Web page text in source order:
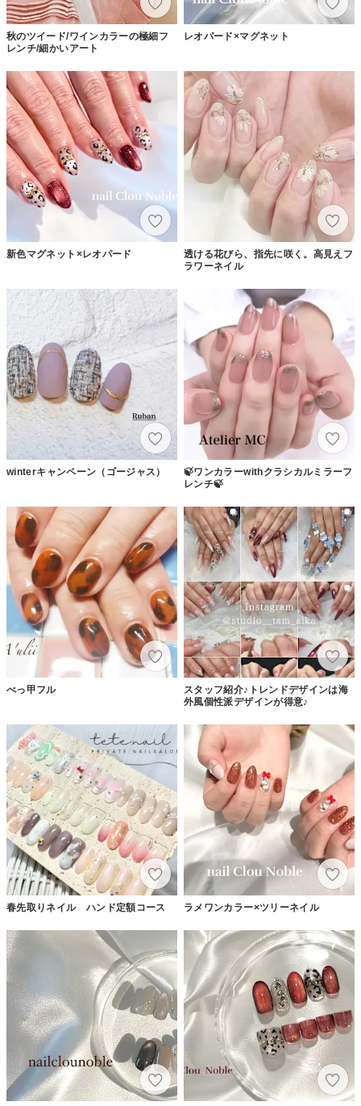
秋のツイード/ワインカラーの極細フ
レンチ/細かいアート
レオパード×マグネット
新色マグネット×レオパード
透ける花びら、指先に咲く。高見えフ
ラワーネイル
winterキャンペーン（ゴージャス）
🍃ワンカラーwithクラシカルミラーフ
レンチ🍃
べっ甲フル
スタッフ紹介♪トレンドデザインは海
外風個性派デザインが得意♪
春先取りネイル ハンド定額コース ラメワンカラー×ツリーネイル